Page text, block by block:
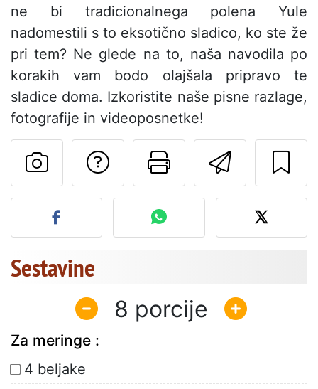
ne bi tradicionalnega polena Yule
nadomestili s to eksotično sladico, ko ste že
pri tem? Ne glede na to, naša navodila po
korakih vam bodo olajšala pripravo te
sladice doma. Izkoristite naše pisne razlage,
fotografije in videoposnetke!
Pošlji
Natisni to
Postavite
Objavite svojo fotografijo
Sestavine
8
Za meringe :
4 beljake